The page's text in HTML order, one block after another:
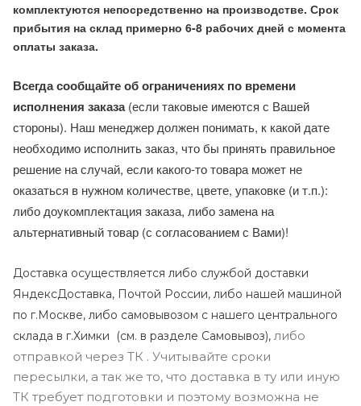
комплектуются непосредственно на производстве. Срок
прибытия на склад примерно 6-8 рабочих дней с момента
оплаты заказа.
Всегда сообщайте об ограничениях по времени
исполнения заказа(если таковые имеются с Вашей
стороны). Наш менеджер должен понимать, к какой дате
необходимо исполнить заказ, что бы принять правильное
решение на случай, если какого-то товара может не
оказаться в нужном количестве, цвете, упаковке (и т.п.):
либо доукомплектация заказа, либо замена на
альтернативный товар (с согласованием с Вами)!
Доставка осуществляется либо службой доставки
ЯндексДоставка, Почтой России, либо нашей машиной
по г.Москве, либо самовывозом с нашего центрального
склада в г.Химки (см. в разделе Самовывоз), либо
отправкой через ТК . Учитывайте сроки
пересылки, а так же то, что доставка в ту или иную
ТК требует подготовки и поэтому возможна не